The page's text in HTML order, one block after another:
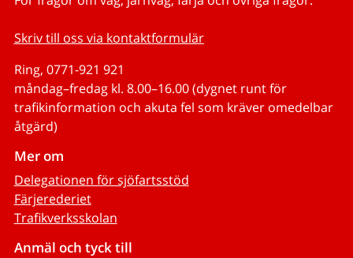
Skriv till oss via kontaktformulär
Ring, 0771-921 921
måndag–fredag kl. 8.00–16.00 (dygnet runt för
trafikinformation och akuta fel som kräver omedelbar
åtgärd)
Mer om
Delegationen för sjöfartsstöd
Färjerederiet
Trafikverksskolan
Anmäl och tyck till